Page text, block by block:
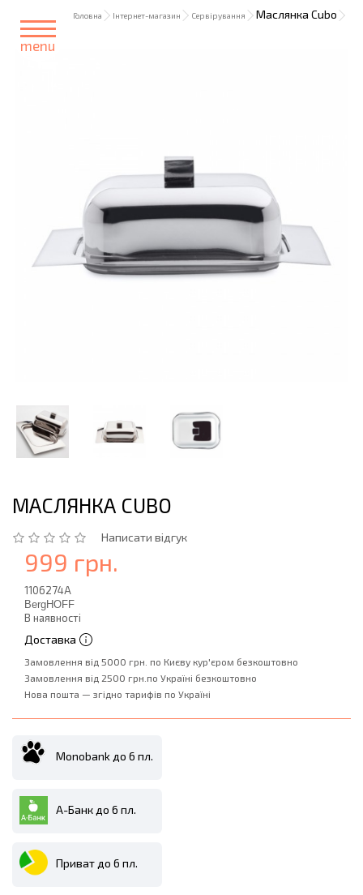
menu
Головна Інтернет-магазин Сервірування Маслянка Cubo
МАСЛЯНКА CUBO
Написати відгук
999 грн.
1106274A
BergHOFF
В наявності
Доставка
Замовлення від 5000 грн. по Києву кур'єром безкоштовно
Замовлення від 2500 грн.по Україні безкоштовно
Нова пошта — згідно тарифів по Україні
Monobank до 6 пл.
А-Банк до 6 пл.
Приват до 6 пл.